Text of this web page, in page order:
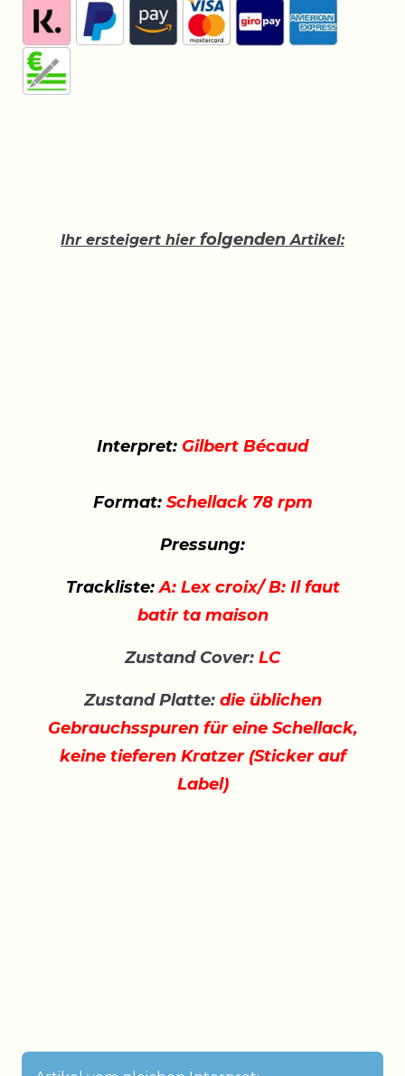
Ihr ersteigert hier folgenden Artikel:
Interpret: Gilbert Bécaud
Format:Schellack 78 rpm
Pressung:
Trackliste:A: Lex croix/ B: Il faut
batir ta maison
Zustand Cover: LC
Zustand Platte:die üblichen
Gebrauchsspuren für eine Schellack,
keine tieferen Kratzer (Sticker auf
Label)